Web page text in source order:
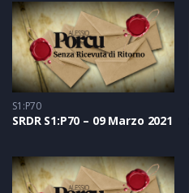
S1:P70
SRDR S1:P70 – 09 Marzo 2021